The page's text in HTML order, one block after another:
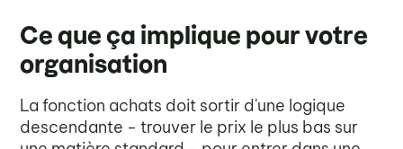
Ce que ça implique pour votre
organisation
La fonction achats doit sortir d'une logique
descendante - trouver le prix le plus bas sur